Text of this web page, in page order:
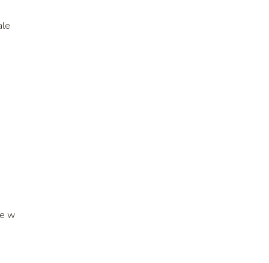
w